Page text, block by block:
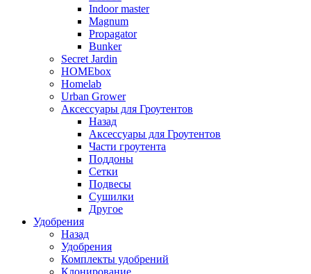
Indoor master
Magnum
Propagator
Bunker
Secret Jardin
HOMEbox
Homelab
Urban Grower
Аксессуары для Гроутентов
Назад
Аксессуары для Гроутентов
Части гроутента
Поддоны
Сетки
Подвесы
Сушилки
Другое
Удобрения
Назад
Удобрения
Комплекты удобрений
Клонирование